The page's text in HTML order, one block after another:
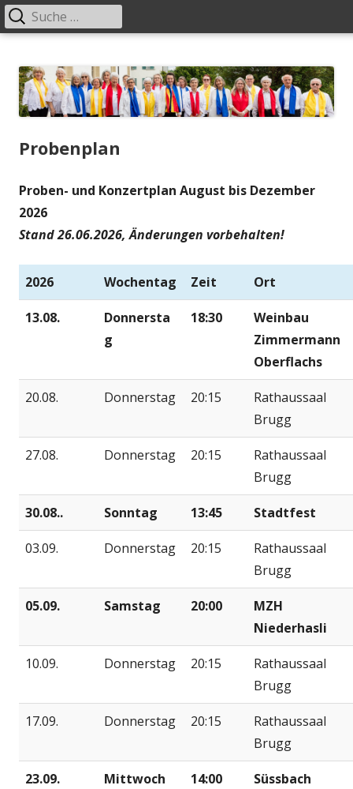
zum
Inhalt
Primäres
Suche
nach:
Probenplan
Proben- und Konzertplan August bis Dezember
2026
Stand 26.06.2026, Änderungen vorbehalten!
2026 Wochentag Zeit Ort
13.08.
Donnersta
g
18:30
Weinbau
Zimmermann
Oberflachs
20.08. Donnerstag 20:15
Rathaussaal
Brugg
27.08. Donnerstag 20:15
Rathaussaal
Brugg
30.08.. Sonntag 13:45 Stadtfest
03.09. Donnerstag 20:15
Rathaussaal
Brugg
05.09. Samstag 20:00
MZH
Niederhasli
10.09. Donnerstag 20:15
Rathaussaal
Brugg
17.09. Donnerstag 20:15
Rathaussaal
Brugg
23.09. Mittwoch 14:00 Süssbach